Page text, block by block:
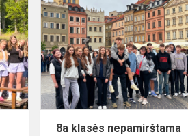
mokslo
metų
pabaiga:
iššūkiai,
pramogos
ir
bendrystė
8a klasės nepamirštama